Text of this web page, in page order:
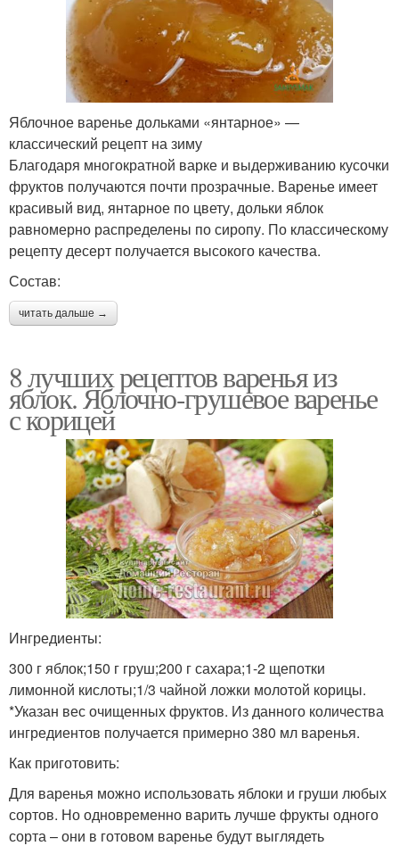
Яблочное варенье дольками «янтарное» —
классический рецепт на зиму
Благодаря многократной варке и выдерживанию кусочки
фруктов получаются почти прозрачные. Варенье имеет
красивый вид, янтарное по цвету, дольки яблок
равномерно распределены по сиропу. По классическому
рецепту десерт получается высокого качества.
Состав:
читать дальше →
8 лучших рецептов варенья из
яблок. Яблочно-грушевое варенье
с корицей
Ингредиенты:
300 г яблок;150 г груш;200 г сахара;1-2 щепотки
лимонной кислоты;1/3 чайной ложки молотой корицы.
*Указан вес очищенных фруктов. Из данного количества
ингредиентов получается примерно 380 мл варенья.
Как приготовить:
Для варенья можно использовать яблоки и груши любых
сортов. Но одновременно варить лучше фрукты одного
сорта – они в готовом варенье будут выглядеть